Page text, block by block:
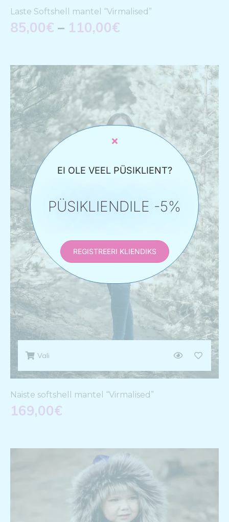
Laste Softshell mantel “Virmalised”
85,00€ – 110,00€
Vali
Naiste softshell mantel “Virmalised”
169,00€
EI OLE VEEL PÜSIKLIENT?
PÜSIKLIENDILE -5%
REGISTREERI KLIENDIKS